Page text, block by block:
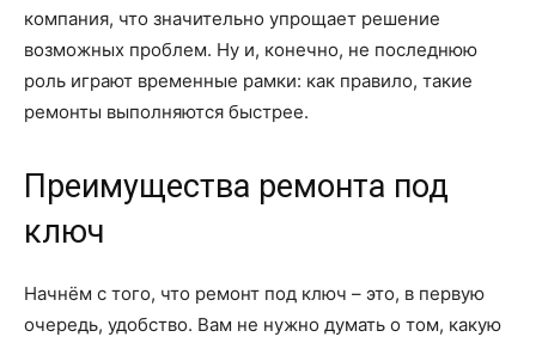
компания, что значительно упрощает решение
возможных проблем. Ну и, конечно, не последнюю
роль играют временные рамки: как правило, такие
ремонты выполняются быстрее.
Преимущества ремонта под
ключ
Начнём с того, что ремонт под ключ – это, в первую
очередь, удобство. Вам не нужно думать о том, какую